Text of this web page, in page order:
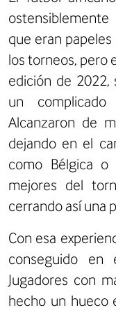
que eran
los torneos, pero
edición de 2022,
un
Alcanzaron de
dejando en el
como Bélgica o
mejores del
cerrando así una
Con esa
conseguido en
Jugadores con
hecho un hueco